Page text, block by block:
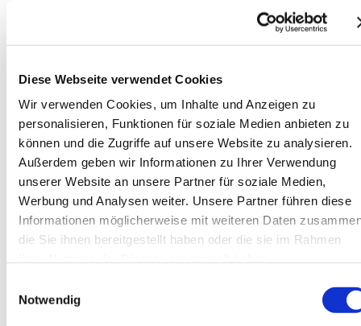
Diese Webseite verwendet Cookies
Wir verwenden Cookies, um Inhalte und Anzeigen zu
personalisieren, Funktionen für soziale Medien anbieten zu
können und die Zugriffe auf unsere Website zu analysieren.
Außerdem geben wir Informationen zu Ihrer Verwendung
unserer Website an unsere Partner für soziale Medien,
Werbung und Analysen weiter. Unsere Partner führen diese
Informationen möglicherweise mit weiteren Daten
die Sie ihnen bereitgestellt haben oder die sie im Rahmen
Notwendig
Formulaire de contact
Das Unternehmen
Pourquoi nous ?
Jobs
Language selection
DE